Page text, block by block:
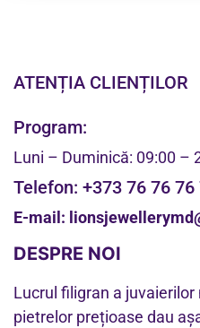
ATENȚIA CLIENȚILOR
Program:
Luni – Duminică: 09:00 –
Telefon: +373 76 76 76
E-mail:
DESPRE NOI
Lucrul filigran a
pietrelor prețioase dau